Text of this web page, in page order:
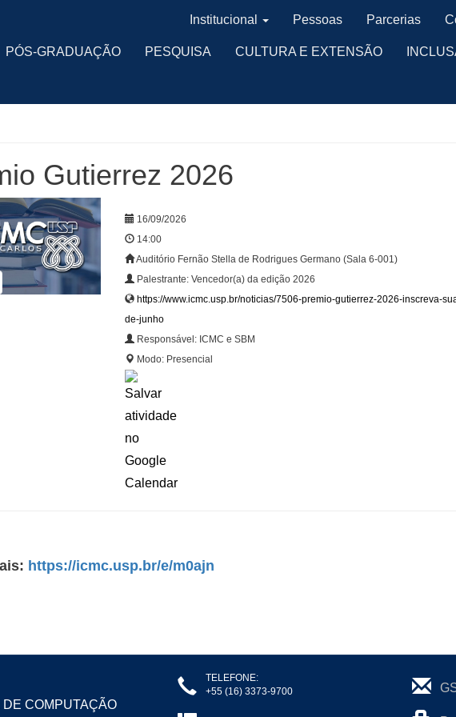
PÓS-GRADUAÇÃO PESQUISA CULTURA E EXTENSÃO
Institucional Pessoas Parcerias
Gutierrez 2026
16/09/2026
14:00
Auditório Fernão Stella de Rodrigues Germano (Sala 6-001)
Palestrante: Vencedor(a) da edição 2026
https://www.icmc.usp.br/noticias/7506-premio-gutierrez-2026-inscreva-
de-junho
Responsável: ICMC e SBM
Modo: Presencial
https://icmc.usp.br/e/m0ajn
COMPUTAÇÃO
TELEFONE:
+55 (16) 3373-9700